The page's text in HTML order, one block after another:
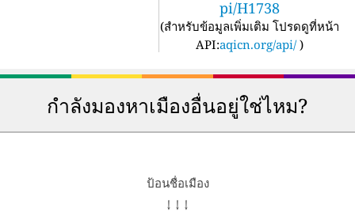
pi/H1738
(สำหรับข้อมูลเพิ่มเติม โปรดดูที่หน้า
API:aqicn.org/api/ )
กำลังมองหาเมืองอื่นอยู่ใช่ไหม?
ป้อนชื่อเมือง
↓ ↓ ↓